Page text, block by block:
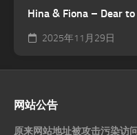
Hina & Fiona – Dear to
2025年11月29日
网站公告
原来网站地址被攻击污染访